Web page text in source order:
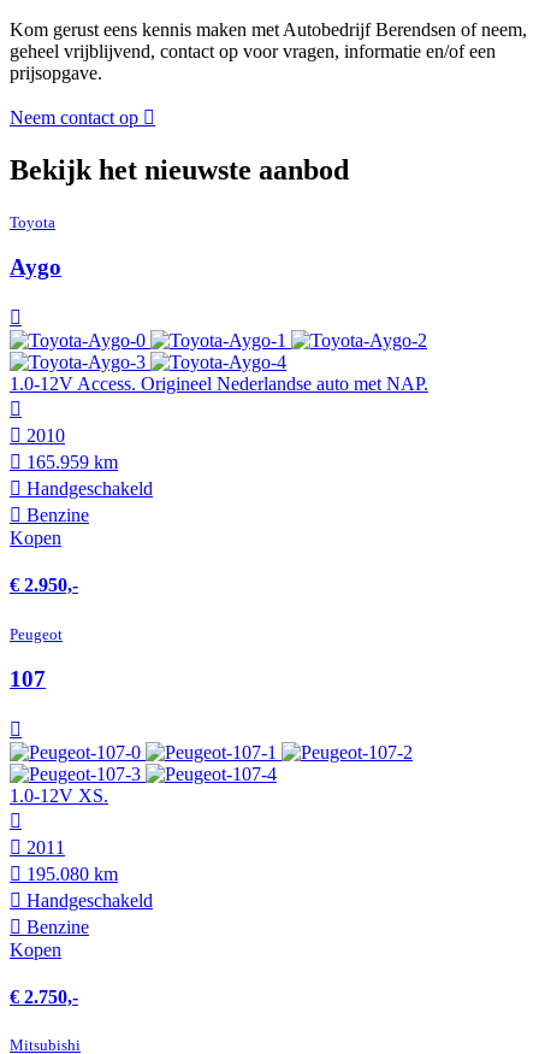
Kom gerust eens kennis maken met Autobedrijf Berendsen of neem,
geheel vrijblijvend, contact op voor vragen, informatie en/of een
prijsopgave.
Neem contact op
Bekijk het nieuwste aanbod
Toyota
Aygo
1.0-12V Access. Origineel Nederlandse auto met NAP.
2010
165.959 km
Hand­geschakeld
Benzine
Kopen
€ 2.950,-
Peugeot
107
1.0-12V XS.
2011
195.080 km
Hand­geschakeld
Benzine
Kopen
€ 2.750,-
Mitsubishi